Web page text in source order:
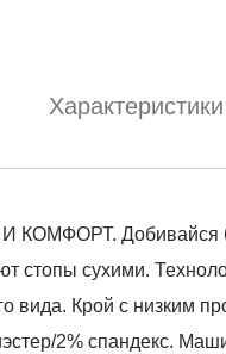
Характеристики
Добивайся
стопы сухими.
вида. Крой с низким
2% спандекс.